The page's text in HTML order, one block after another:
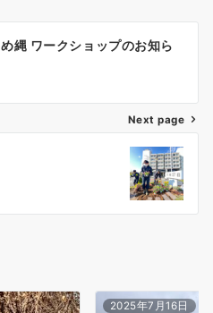
縄 ワークショップのお知ら
Next page
2025年7月16日